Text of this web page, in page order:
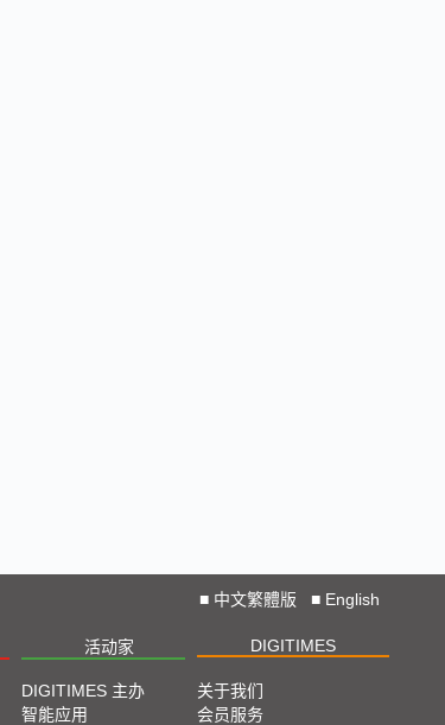
■ 中文繁體版 ■ English
活动家 DIGITIMES
DIGITIMES 主办
智能应用
关于我们
会员服务